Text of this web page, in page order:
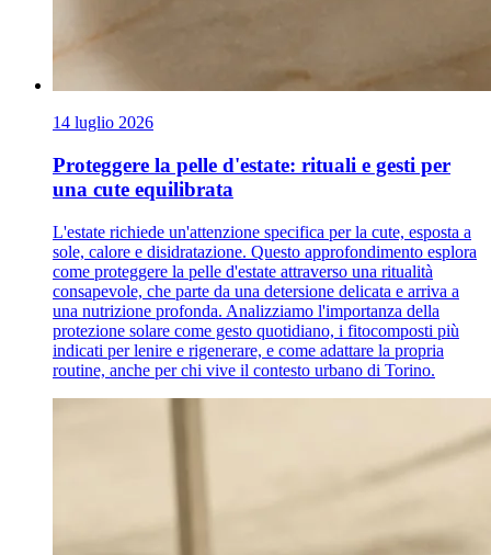
14 luglio 2026
Proteggere la pelle d'estate: rituali e gesti per
una cute equilibrata
L'estate richiede un'attenzione specifica per la cute, esposta a
sole, calore e disidratazione. Questo approfondimento esplora
come proteggere la pelle d'estate attraverso una ritualità
consapevole, che parte da una detersione delicata e arriva a
una nutrizione profonda. Analizziamo l'importanza della
protezione solare come gesto quotidiano, i fitocomposti più
indicati per lenire e rigenerare, e come adattare la propria
routine, anche per chi vive il contesto urbano di Torino.